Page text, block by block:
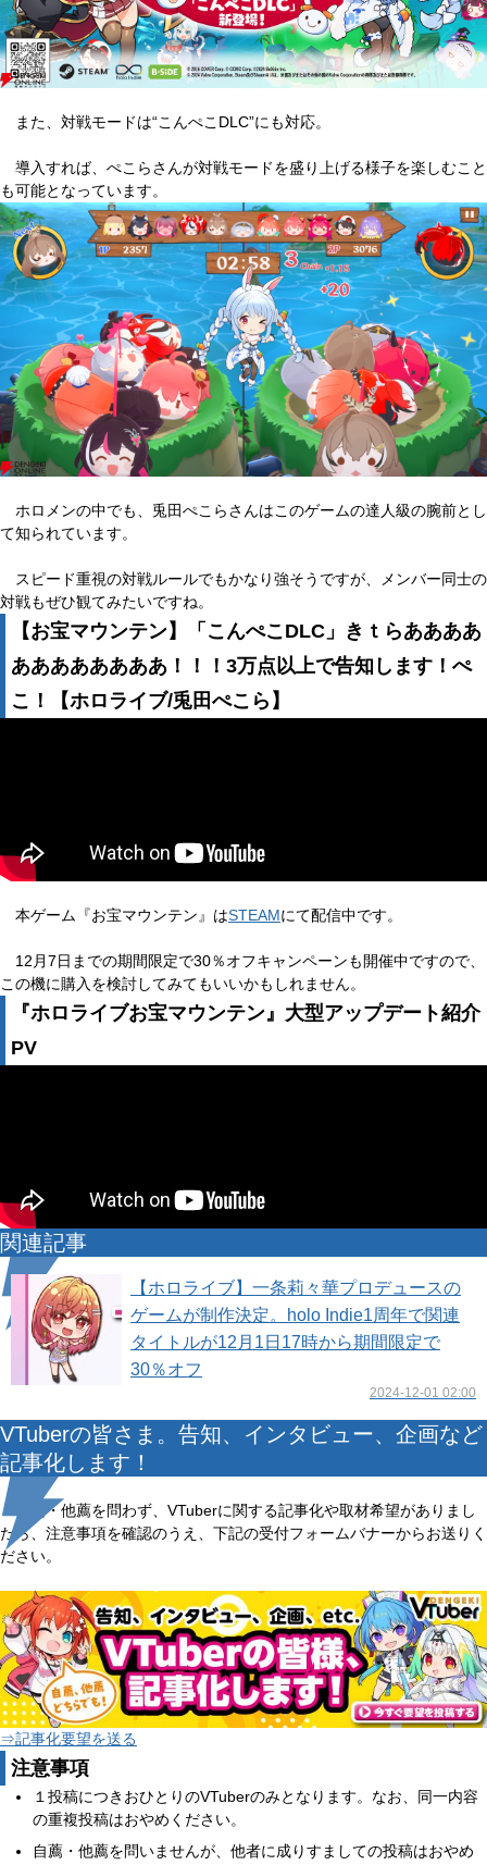
また、対戦モードは“こんぺこDLC”にも対応。
導入すれば、ぺこらさんが対戦モードを盛り上げる様子を楽しむこと
も可能となっています。
ホロメンの中でも、兎田ぺこらさんはこのゲームの達人級の腕前とし
て知られています。
スピード重視の対戦ルールでもかなり強そうですが、メンバー同士の
対戦もぜひ観てみたいですね。
【お宝マウンテン】「こんぺこDLC」きｔらああああ
ああああああああ！！！3万点以上で告知します！ぺ
こ！【ホロライブ/兎田ぺこら】
本ゲーム『お宝マウンテン』はSTEAMにて配信中です。
12月7日までの期間限定で30％オフキャンペーンも開催中ですので、
この機に購入を検討してみてもいいかもしれません。
『ホロライブお宝マウンテン』大型アップデート紹介
PV
関連記事
【ホロライブ】一条莉々華プロデュースの
ゲームが制作決定。holo Indie1周年で関連
タイトルが12月1日17時から期間限定で
30％オフ
2024-12-01 02:00
VTuberの皆さま。告知、インタビュー、企画など
記事化します！
自薦・他薦を問わず、VTuberに関する記事化や取材希望がありまし
たら、注意事項を確認のうえ、下記の受付フォームバナーからお送りく
ださい。
⇒記事化要望を送る
注意事項
１投稿につきおひとりのVTuberのみとなります。なお、同一内容
の重複投稿はおやめください。
自薦・他薦を問いませんが、他者に成りすましての投稿はおやめ